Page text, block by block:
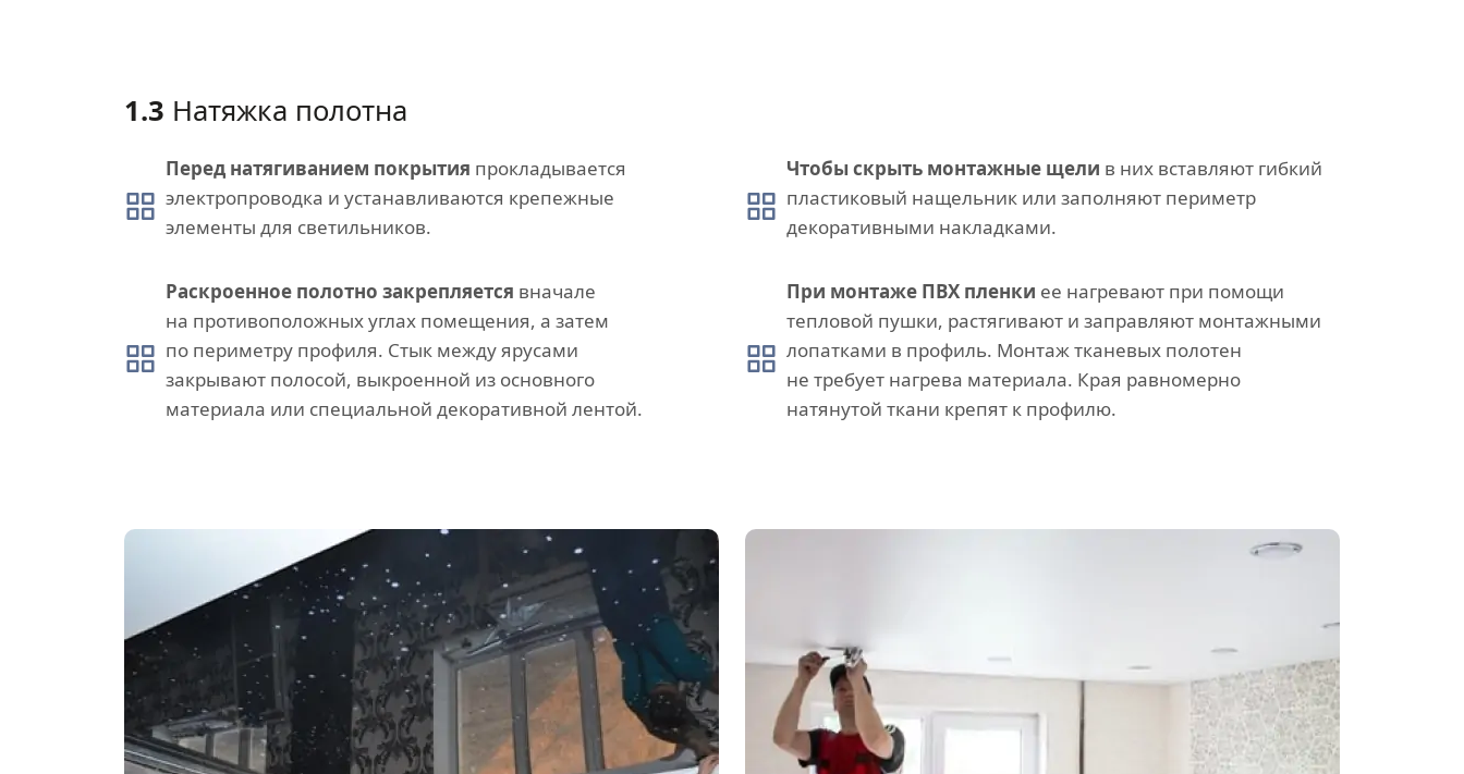
1.3 Натяжка полотна
Перед натягиванием покрытия прокладывается
электропроводка и устанавливаются крепежные
элементы для светильников.
Раскроенное полотно закрепляется вначале
на противоположных углах помещения, а затем
по периметру профиля. Стык между ярусами
закрывают полосой, выкроенной из основного
материала или специальной декоративной лентой.
Чтобы скрыть монтажные щели в них вставляют гибкий
пластиковый нащельник или заполняют периметр
декоративными накладками.
При монтаже ПВХ пленки ее нагревают при помощи
тепловой пушки, растягивают и заправляют монтажными
лопатками в профиль. Монтаж тканевых полотен
не требует нагрева материала. Края равномерно
натянутой ткани крепят к профилю.